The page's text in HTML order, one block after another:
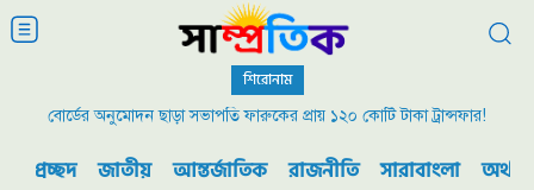
শিরোনাম
বোর্ডের অনুমোদন ছাড়া সভাপতি ফারুকের প্রায় ১২০ কোটি টাকা ট্রান্সফার!
২০০৯ এর বিডিআর বিদ্রোহ এবং ভারতের যুদ্ধ প্রস্তুতি
প্রচ্ছদ জাতীয় আন্তর্জাতিক রাজনীতি সারাবাংলা